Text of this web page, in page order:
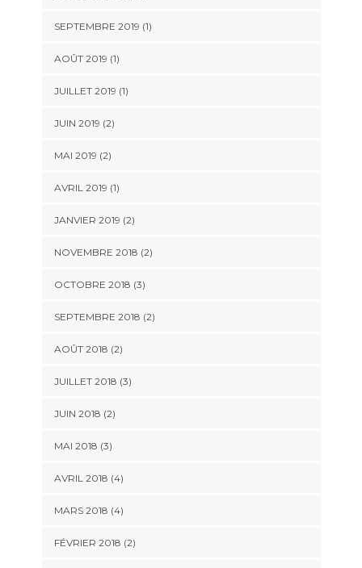
SEPTEMBRE 2019 (1)
AOÛT 2019 (1)
JUILLET 2019 (1)
JUIN 2019 (2)
MAI 2019 (2)
AVRIL 2019 (1)
JANVIER 2019 (2)
NOVEMBRE 2018 (2)
OCTOBRE 2018 (3)
SEPTEMBRE 2018 (2)
AOÛT 2018 (2)
JUILLET 2018 (3)
JUIN 2018 (2)
MAI 2018 (3)
AVRIL 2018 (4)
MARS 2018 (4)
FÉVRIER 2018 (2)